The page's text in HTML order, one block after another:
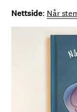
Nettside: Når